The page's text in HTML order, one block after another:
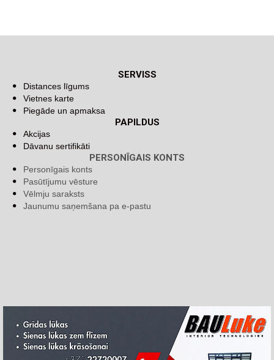
SERVISS
Distances līgums
Vietnes karte
Piegāde un apmaksa
PAPILDUS
Akcijas
Dāvanu sertifikāti
PERSONĪGAIS KONTS
Personīgais konts
Pasūtījumu vēsture
Vēlmju saraksts
Jaunumu saņemšana pa e-pastu